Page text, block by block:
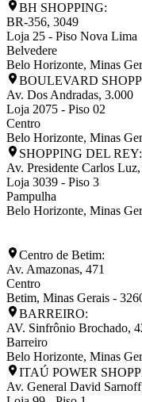
BH SHOPPING:
BR-356, 3049
Loja 25 - Piso Nova Lima
Belvedere
Belo Horizonte, Minas
BOULEVARD
Av. Dos Andradas, 3.000
Loja 2075 - Piso 02
Centro
Belo Horizonte, Minas
SHOPPING DEL REY:
Av. Presidente Carlos Luz,
Loja 3039 - Piso 3
Pampulha
Belo Horizonte, Minas
Centro de Betim:
Av. Amazonas, 471
Centro
Betim, Minas Gerais -
BARREIRO:
AV. Sinfrônio Brochado,
Barreiro
Belo Horizonte, Minas
ITAÚ POWER
Av. General David